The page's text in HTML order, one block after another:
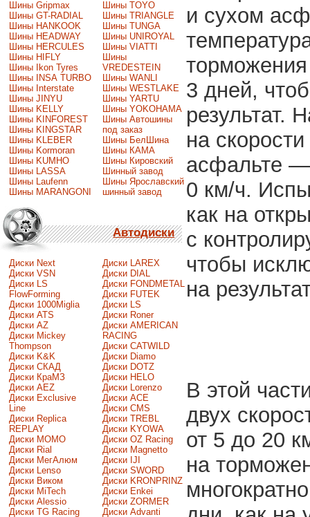
Шины Gripmax
Шины GT-RADIAL
Шины HANKOOK
Шины HEADWAY
Шины HERCULES
Шины HIFLY
Шины Ikon Tyres
Шины INSA TURBO
Шины Interstate
Шины JINYU
Шины KELLY
Шины KINFOREST
Шины KINGSTAR
Шины KLEBER
Шины Kormoran
Шины KUMHO
Шины LASSA
Шины Laufenn
Шины MARANGONI
Шины TOYO
Шины TRIANGLE
Шины TUNGA
Шины UNIROYAL
Шины VIATTI
Шины
VREDESTEIN
Шины WANLI
Шины WESTLAKE
Шины YARTU
Шины YOKOHAMA
Шины Автошины
под заказ
Шины БелШина
Шины КАМА
Шины Кировский
Шинный завод
Шины Ярославский
шинный завод
Автодиски
Диски Next
Диски VSN
Диски LS
FlowForming
Диски 1000Miglia
Диски ATS
Диски AZ
Диски Mickey
Thompson
Диски K&K
Диски СКАД
Диски КраМЗ
Диски AEZ
Диски Exclusive
Line
Диски Replica
REPLAY
Диски MOMO
Диски Rial
Диски МегАлюм
Диски Lenso
Диски Виком
Диски MiTech
Диски Alessio
Диски TG Racing
Диски LAREX
Диски DIAL
Диски FONDMETAL
Диски FUTEK
Диски LS
Диски Roner
Диски AMERICAN
RACING
Диски CATWILD
Диски Diamo
Диски DOTZ
Диски HELO
Диски Lorenzo
Диски ACE
Диски CMS
Диски TREBL
Диски KYOWA
Диски OZ Racing
Диски Magnetto
Диски IJI
Диски SWORD
Диски KRONPRINZ
Диски Enkei
Диски ZORMER
Диски Advanti
и сухом
торможения
3 дней,
результат.
на
асфальте
0 км/ч.
как на
с
чтобы
на
В этой
двух
от 5 до 20
на